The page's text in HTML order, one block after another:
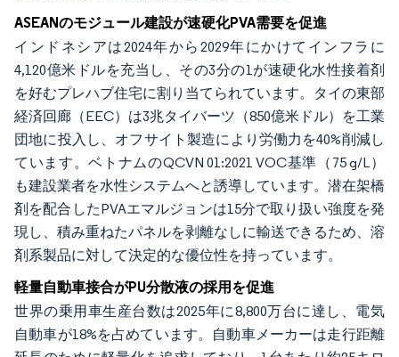
ASEANのモジュール建設が速硬化PVA需要を促進
インドネシアは2024年から2029年にかけてインフラに
4,120億米ドルを充当し、その3分の1が速硬化水性接着剤
を好むプレハブ住宅に割り当てられています。タイの東部
経済回廊（EEC）は3兆タイバーツ（850億米ドル）を工業
団地に投入し、オフサイト製造により労働力を40%削減し
ています。ベトナムのQCVN 01:2021 VOC基準（75 g/L）
も建設業者を水性システムへと誘導しています。潜在架橋
剤を配合したPVAエマルジョンは15分で取り扱い強度を発
現し、積み重ねたパネルを剥離なしに輸送できるため、溶
剤系製品に対して決定的な優位性を持っています。
軽量自動車接合がPU分散液の採用を促進
世界の乗用車生産台数は2025年に8,800万台に達し、電気
自動車が18%を占めています。自動車メーカーは走行距離